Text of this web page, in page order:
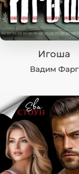
Игоша
Вадим Фарг